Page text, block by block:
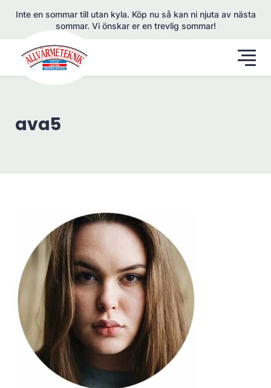
Inte en sommar till utan kyla. Köp nu så kan ni njuta av nästa
sommar. Vi önskar er en trevlig sommar!
ava5